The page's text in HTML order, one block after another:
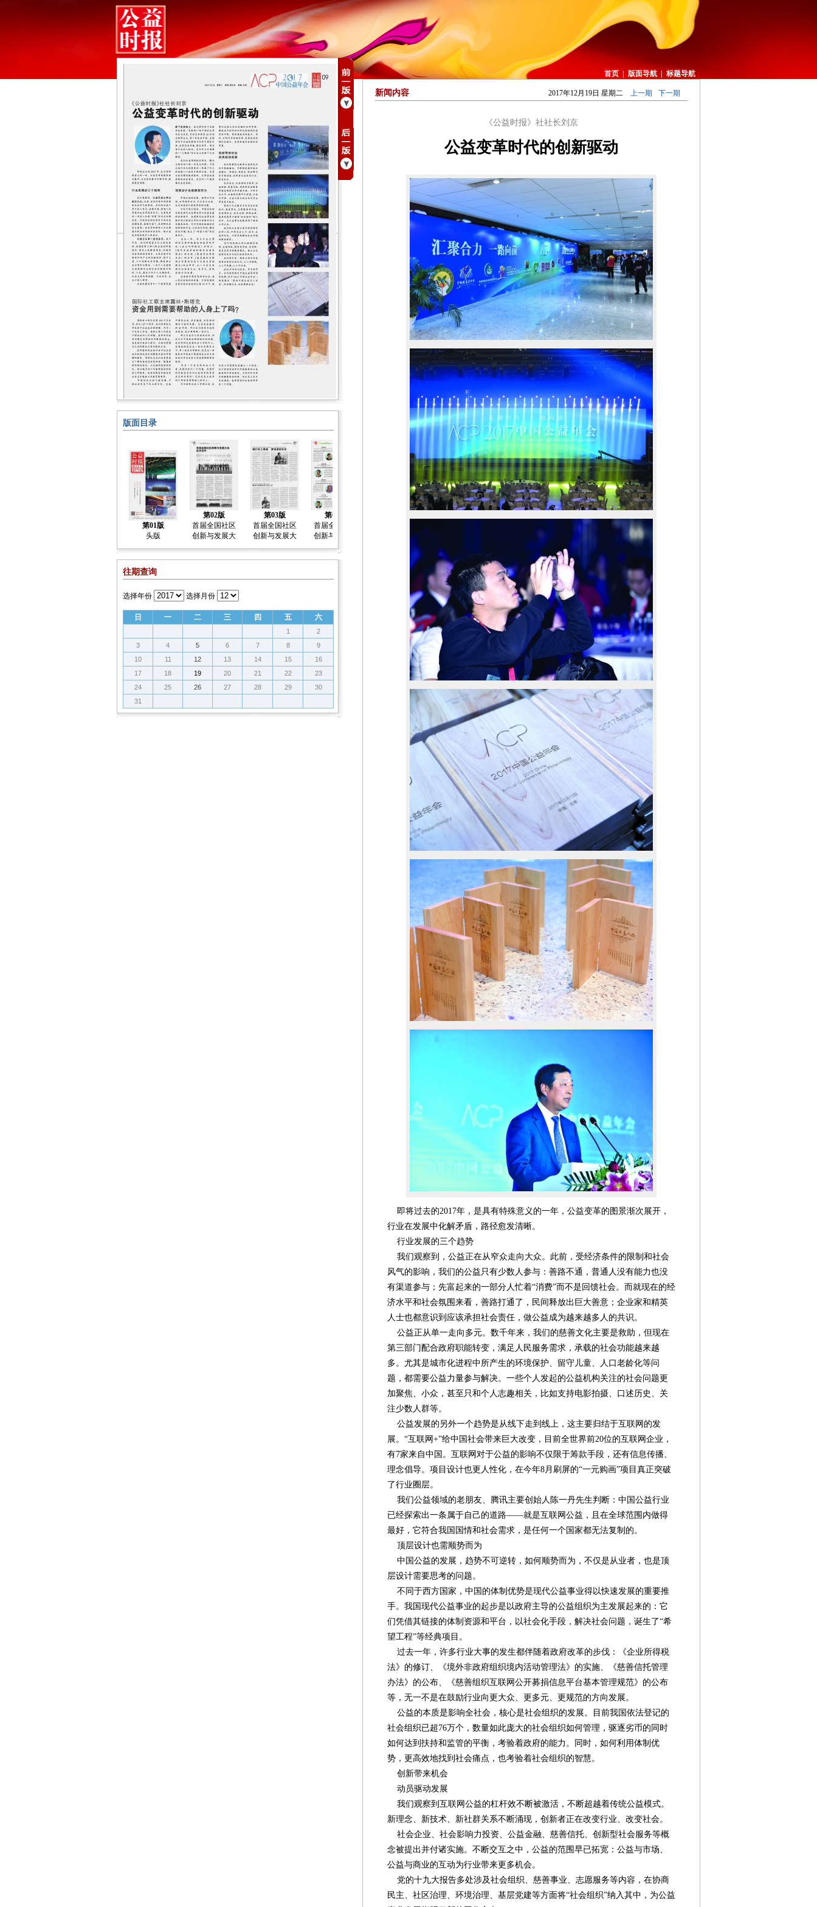
首页 版面导航 标题导航
版面目录
第01版
头版
第02版
首届全国社区
创新与发展大
第03版
首届全国社区
创新与发展大
第04版
首届全国社区
创新与发展大
与发展大会
第06版
第07版
2017中国公益
第08版
年会
第09版
2017中国公益
年会
往期查询
选择年份 选择月份
日 一 二 三 四 五 六
1
2
3
4 5 6 7 8
9
10
11 12 13 14 15
16
17
18 19 20 21 22
23
24
25 26 27 28 29
30
31
新闻内容 2017年12月19日 星期二 上一期 下一期
《公益时报》社社长刘京
公益变革时代的创新驱动
即将过去的2017年，是具有特殊意义的一年，公益变革的图景渐次展开，
行业在发展中化解矛盾，路径愈发清晰。
行业发展的三个趋势
我们观察到，公益正在从窄众走向大众。此前，受经济条件的限制和社会
风气的影响，我们的公益只有少数人参与：善路不通，普通人没有能力也没
有渠道参与；先富起来的一部分人忙着“消费”而不是回馈社会。而就现在的经
济水平和社会氛围来看，善路打通了，民间释放出巨大善意；企业家和精英
人士也都意识到应该承担社会责任，做公益成为越来越多人的共识。
公益正从单一走向多元。数千年来，我们的慈善文化主要是救助，但现在
第三部门配合政府职能转变，满足人民服务需求，承载的社会功能越来越
多。尤其是城市化进程中所产生的环境保护、留守儿童、人口老龄化等问
题，都需要公益力量参与解决。一些个人发起的公益机构关注的社会问题更
加聚焦、小众，甚至只和个人志趣相关，比如支持电影拍摄、口述历史、关
注少数人群等。
公益发展的另外一个趋势是从线下走到线上，这主要归结于互联网的发
展。“互联网+”给中国社会带来巨大改变，目前全世界前20位的互联网企业，
有7家来自中国。互联网对于公益的影响不仅限于筹款手段，还有信息传播、
理念倡导。项目设计也更人性化，在今年8月刷屏的“一元购画”项目真正突破
了行业圈层。
我们公益领域的老朋友、腾讯主要创始人陈一丹先生判断：中国公益行业
已经探索出一条属于自己的道路——就是互联网公益，且在全球范围内做得
最好，它符合我国国情和社会需求，是任何一个国家都无法复制的。
顶层设计也需顺势而为
中国公益的发展，趋势不可逆转，如何顺势而为，不仅是从业者，也是顶
层设计需要思考的问题。
不同于西方国家，中国的体制优势是现代公益事业得以快速发展的重要推
手。我国现代公益事业的起步是以政府主导的公益组织为主发展起来的：它
们凭借其链接的体制资源和平台，以社会化手段，解决社会问题，诞生了“希
望工程”等经典项目。
过去一年，许多行业大事的发生都伴随着政府改革的步伐：《企业所得税
法》的修订、《境外非政府组织境内活动管理法》的实施、《慈善信托管理
办法》的公布、《慈善组织互联网公开募捐信息平台基本管理规范》的公布
等，无一不是在鼓励行业向更大众、更多元、更规范的方向发展。
公益的本质是影响全社会，核心是社会组织的发展。目前我国依法登记的
社会组织已超76万个，数量如此庞大的社会组织如何管理，驱逐劣币的同时
如何达到扶持和监管的平衡，考验着政府的能力。同时，如何利用体制优
势，更高效地找到社会痛点，也考验着社会组织的智慧。
创新带来机会
动员驱动发展
我们观察到互联网公益的杠杆效不断被激活，不断超越着传统公益模式。
新理念、新技术、新社群关系不断涌现，创新者正在改变行业、改变社会。
社会企业、社会影响力投资、公益金融、慈善信托、创新型社会服务等概
念被提出并付诸实施。不断交互之中，公益的范围早已拓宽：公益与市场、
公益与商业的互动为行业带来更多机会。
党的十九大报告多处涉及社会组织、慈善事业、志愿服务等内容，在协商
民主、社区治理、环境治理、基层党建等方面将“社会组织”纳入其中，为公益